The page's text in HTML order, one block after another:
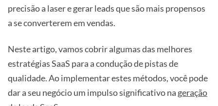
precisão a laser e gerar leads que são mais propensos
a se converterem em vendas.
Neste artigo, vamos cobrir algumas das melhores
estratégias SaaS para a condução de pistas de
qualidade. Ao implementar estes métodos, você pode
dar a seu negócio um impulso significativo na geração